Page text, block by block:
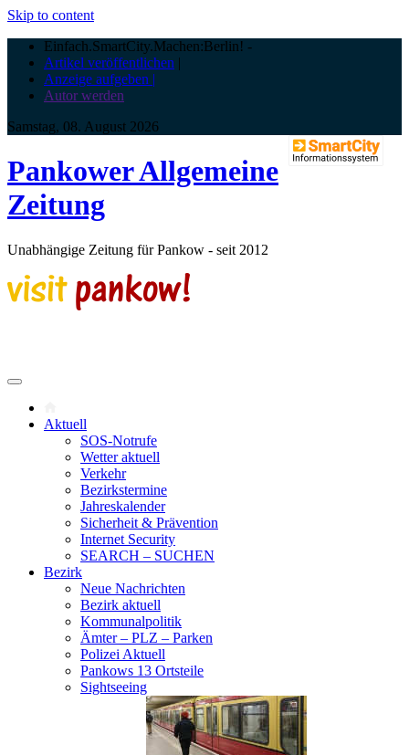
Skip to content
Einfach.SmartCity.Machen:Berlin! -
Artikel veröffentlichen |
Anzeige aufgeben |
Autor werden
Samstag, 08. August 2026
Pankower Allgemeine
Zeitung
Unabhängige Zeitung für Pankow - seit 2012
Aktuell
SOS-Notrufe
Wetter aktuell
Verkehr
Bezirkstermine
Jahreskalender
Sicherheit & Prävention
Internet Security
SEARCH – SUCHEN
Bezirk
Neue Nachrichten
Bezirk aktuell
Kommunalpolitik
Ämter – PLZ – Parken
Polizei Aktuell
Pankows 13 Ortsteile
Sightseeing